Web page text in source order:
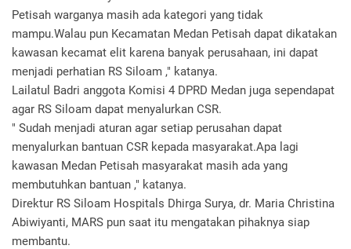
Petisah warganya masih ada kategori yang tidak
mampu.Walau pun Kecamatan Medan Petisah dapat dikatakan
kawasan kecamat elit karena banyak perusahaan, ini dapat
menjadi perhatian RS Siloam ," katanya.
Lailatul Badri anggota Komisi 4 DPRD Medan juga sependapat
agar RS Siloam dapat menyalurkan CSR.
" Sudah menjadi aturan agar setiap perusahan dapat
menyalurkan bantuan CSR kepada masyarakat.Apa lagi
kawasan Medan Petisah masyarakat masih ada yang
membutuhkan bantuan ," katanya.
Direktur RS Siloam Hospitals Dhirga Surya, dr. Maria Christina
Abiwiyanti, MARS pun saat itu mengatakan pihaknya siap
membantu.